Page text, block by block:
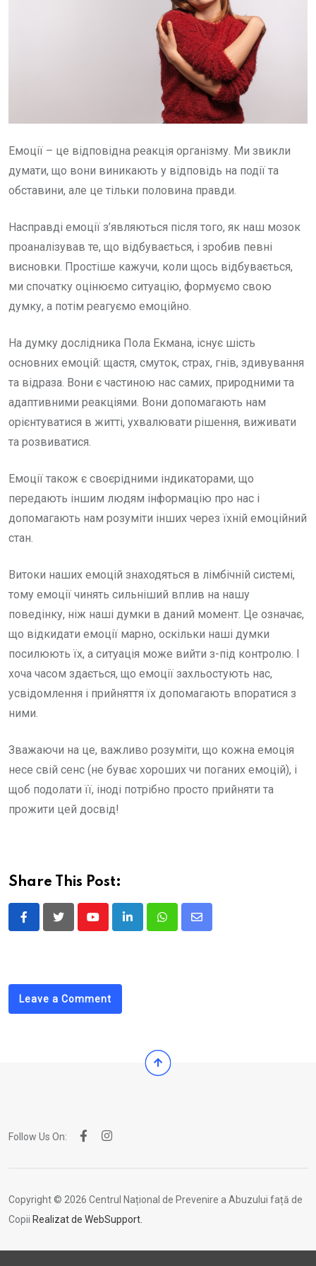
Емоції – це відповідна реакція організму. Ми звикли
думати, що вони виникають у відповідь на події та
обставини, але це тільки половина правди.
Насправді емоції з’являються після того, як наш мозок
проаналізував те, що відбувається, і зробив певні
висновки. Простіше кажучи, коли щось відбувається,
ми спочатку оцінюємо ситуацію, формуємо свою
думку, а потім реагуємо емоційно.
На думку дослідника Пола Екмана, існує шість
основних емоцій: щастя, смуток, страх, гнів, здивування
та відраза. Вони є частиною нас самих, природними та
адаптивними реакціями. Вони допомагають нам
орієнтуватися в житті, ухвалювати рішення, виживати
та розвиватися.
Емоції також є своєрідними індикаторами, що
передають іншим людям інформацію про нас і
допомагають нам розуміти інших через їхній емоційний
стан.
Витоки наших емоцій знаходяться в лімбічній системі,
тому емоції чинять сильніший вплив на нашу
поведінку, ніж наші думки в даний момент. Це означає,
що відкидати емоції марно, оскільки наші думки
посилюють їх, а ситуація може вийти з-під контролю. І
хоча часом здається, що емоції захльостують нас,
усвідомлення і прийняття їх допомагають впоратися з
ними.
Зважаючи на це, важливо розуміти, що кожна емоція
несе свій сенс (не буває хороших чи поганих емоцій), і
щоб подолати її, іноді потрібно просто прийняти та
прожити цей досвід!
Share This Post:
YoutubeLinkedInWhatsappShare
Leave a Comment
Follow Us On:
Copyright © 2026 Centrul Național de Prevenire a Abuzului față de
Copii Realizat de WebSupport.